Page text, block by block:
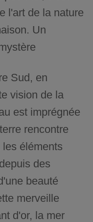
l'art de la nature
Un
Sud, en
vision de la
est imprégnée
rencontre
éléments
des
beauté
merveille
d'or, la mer